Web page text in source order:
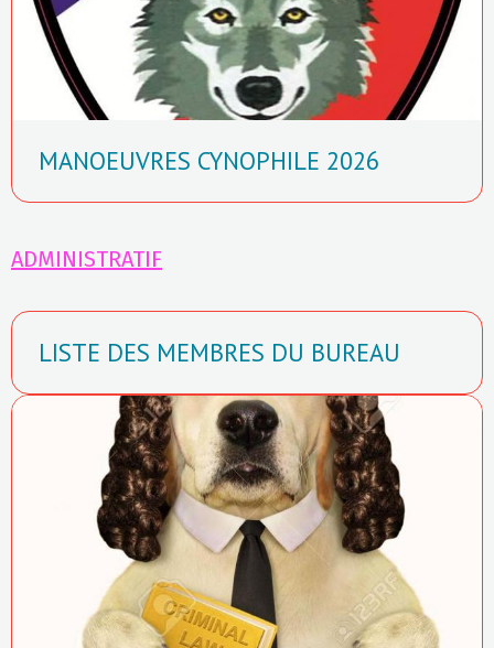
MANOEUVRES CYNOPHILE 2026
ADMINISTRATIF
LISTE DES MEMBRES DU BUREAU